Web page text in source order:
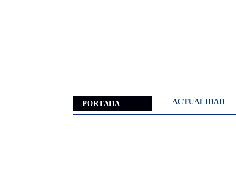
PORTADA ACTUALIDAD